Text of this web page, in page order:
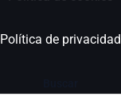
Política de privacidad